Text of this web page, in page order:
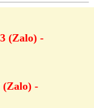
(Zalo) -
(Zalo) -